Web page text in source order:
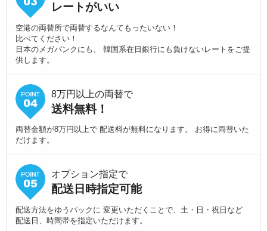
レートがいい
空港の両替所で両替するなんてもったいない！
比べてください！
日本のメガバンクにも、 韓国系在日銀行にも負けないレートをご提
供します。
8万円以上の両替で
送料無料！
両替金額が8万円以上で 配送料が無料になります。 お得に両替いた
だけます。
オプション指定で
配送日時指定可能
配送方法をゆうパックに 変更いただくことで、土・日・祝日など
配送日、時間帯を指定いただけます。